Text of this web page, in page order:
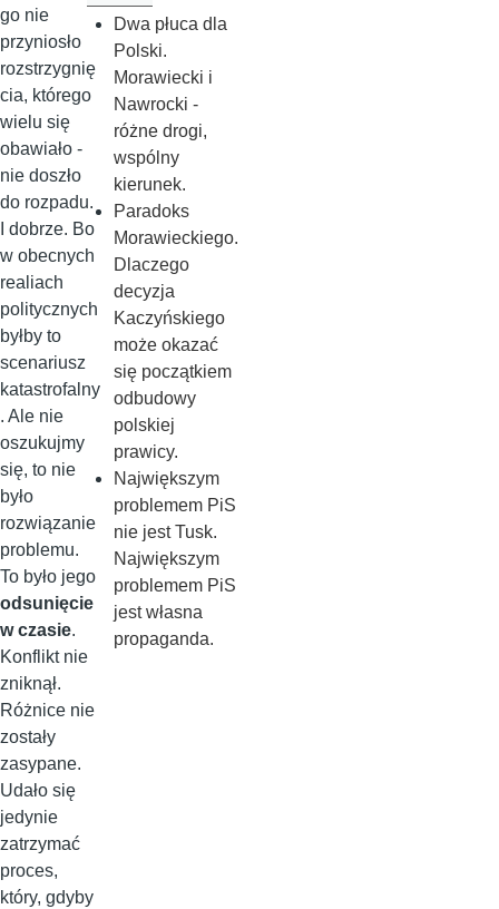
go nie
przyniosło
rozstrzygnię
cia, którego
wielu się
obawiało -
nie doszło
do rozpadu.
I dobrze. Bo
w obecnych
realiach
politycznych
byłby to
scenariusz
katastrofalny
. Ale nie
oszukujmy
się, to nie
było
rozwiązanie
problemu.
To było jego
odsunięcie
w czasie.
Konflikt nie
zniknął.
Różnice nie
zostały
zasypane.
Udało się
jedynie
zatrzymać
proces,
który, gdyby
Dwa płuca dla
Polski.
Morawiecki i
Nawrocki -
różne drogi,
wspólny
kierunek.
Paradoks
Morawieckiego.
Dlaczego
decyzja
Kaczyńskiego
może okazać
się początkiem
odbudowy
polskiej
prawicy.
Największym
problemem PiS
nie jest Tusk.
Największym
problemem PiS
jest własna
propaganda.